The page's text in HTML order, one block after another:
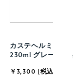
カステヘルミ ボウル
230ml グレー
￥3,300 [税込]